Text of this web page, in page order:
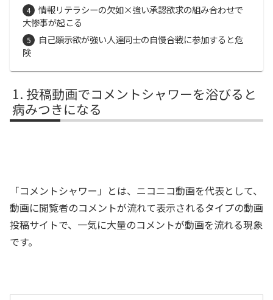
情報リテラシーの欠如×強い承認欲求の組み合わせで
大惨事が起こる
自己顕示欲が強い人達同士の自慢合戦に参加すると危
険
投稿動画でコメントシャワーを浴びると
病みつきになる
「コメントシャワー」とは、ニコニコ動画を代表として、
動画に閲覧者のコメントが流れて表示されるタイプの動画
投稿サイトで、一気に大量のコメントが動画を流れる現象
です。